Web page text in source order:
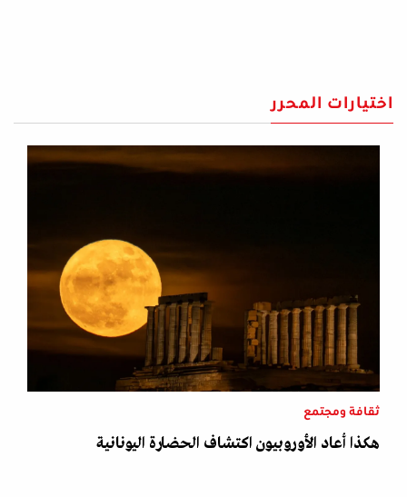
اختيارات المحرر
ثقافة ومجتمع
هكذا أعاد الأوروبيون اكتشاف الحضارة اليونانية